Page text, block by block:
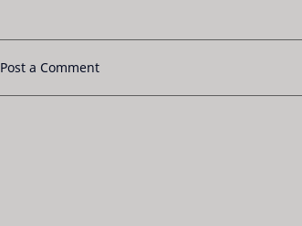
Post a Comment